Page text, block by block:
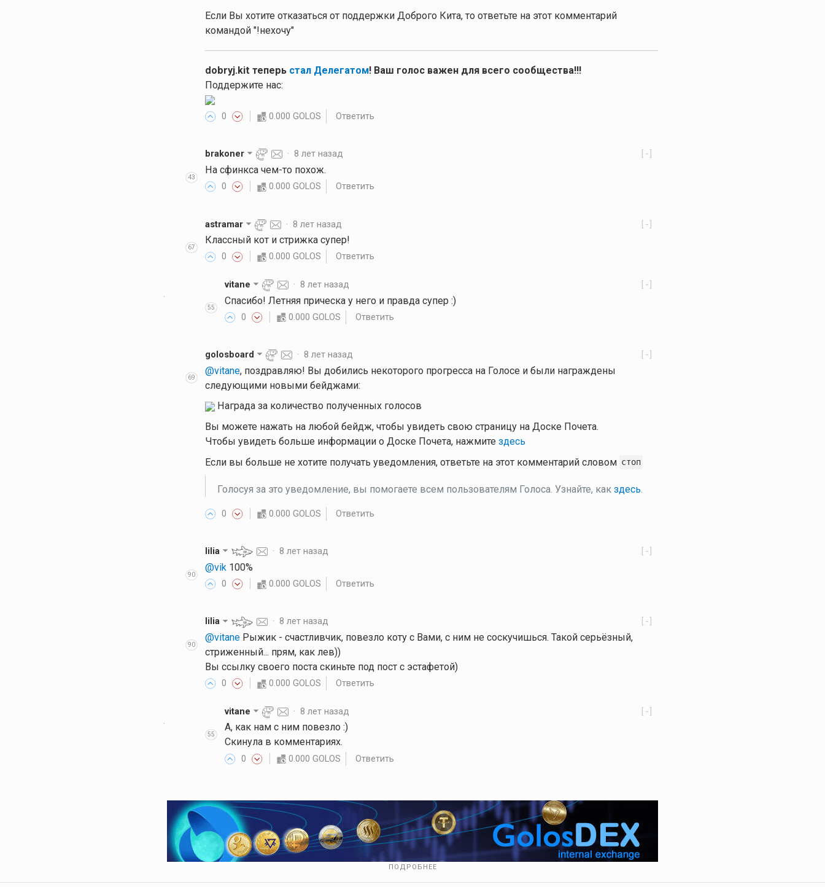
Если Вы хотите отказаться от поддержки Доброго Кита, то ответьте на этот комментарий
командой "!нехочу"
dobryj.kit теперь стал Делегатом! Ваш голос важен для всего сообщества!!!
Поддержите нас:
0 0.000 GOLOS Ответить
43
[-]
brakoner ·8 лет назад
На сфинкса чем-то похож.
0 0.000 GOLOS Ответить
67
[-]
astramar ·8 лет назад
Классный кот и стрижка супер!
0 0.000 GOLOS Ответить
·
55
[-]
vitane ·8 лет назад
Спасибо! Летняя прическа у него и правда супер :)
0 0.000 GOLOS Ответить
69
[-]
golosboard ·8 лет назад
@vitane, поздравляю! Вы добились некоторого прогресса на Голосе и были награждены
следующими новыми бейджами:
Награда за количество полученных голосов
Вы можете нажать на любой бейдж, чтобы увидеть свою страницу на Доске Почета.
Чтобы увидеть больше информации о Доске Почета, нажмите здесь
Если вы больше не хотите получать уведомления, ответьте на этот комментарий словом стоп
Голосуя за это уведомление, вы помогаете всем пользователям Голоса. Узнайте, как здесь
0 0.000 GOLOS Ответить
90
[-]
lilia · 8 лет назад
@vik 100%
0 0.000 GOLOS Ответить
90
[-]
lilia · 8 лет назад
@vitane Рыжик - счастливчик, повезло коту с Вами, с ним не соскучишься. Такой серьёзный,
стриженный... прям, как лев))
Вы ссылку своего поста скиньте под пост с эстафетой)
0 0.000 GOLOS Ответить
·
55
[-]
vitane ·8 лет назад
А, как нам с ним повезло :)
Скинула в комментариях.
0 0.000 GOLOS Ответить
ПОДРОБНЕЕ